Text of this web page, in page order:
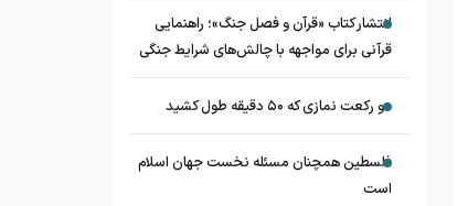
انتشار کتاب «قرآن و فصل جنگ»؛ راهنمایی
قرآنی برای مواجهه با چالش‌های شرایط جنگی
دو رکعت نمازی که ۵۰ دقیقه طول کشید
فلسطین همچنان مسئله نخست جهان اسلام
است